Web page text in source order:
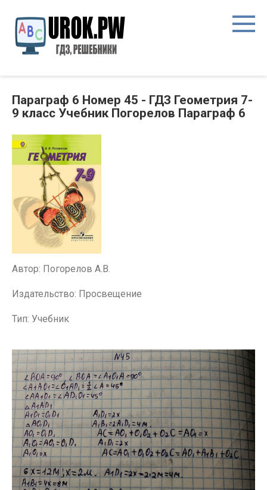
Параграф 6 Номер 45 - ГДЗ Геометрия 7-
9 класс Учебник Погорелов Параграф 6
Автор: Погорелов А.В.
Издательство: Просвещение
Тип: Учебник